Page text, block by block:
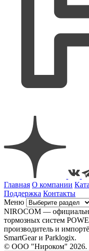
Главная О компании
Поддержка Контакты
Меню
NIROCOM —
тормозных систем
производитель и
SmartGear и Parklogix.
© ООО "Нироком" 2026.